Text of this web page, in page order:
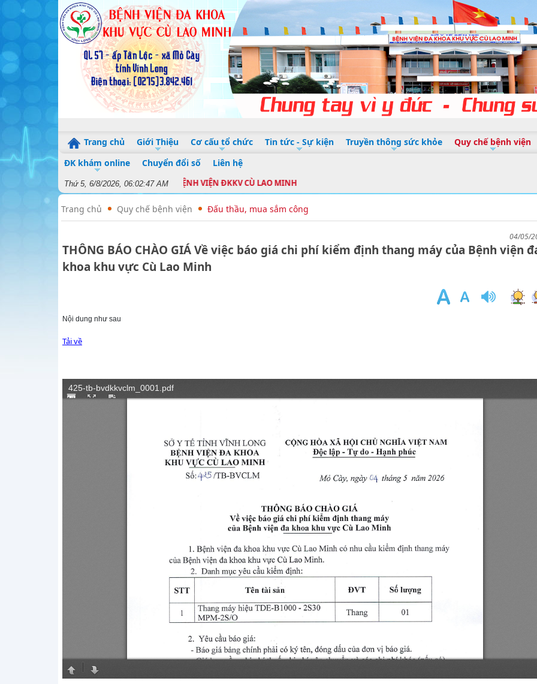
Trang chủ Giới Thiệu Cơ cấu tổ chức Tin tức - Sự kiện Truyền thông sức khỏe Quy chế bệnh viện
ĐK khám online
Chuyển đổi số Liên hệ
Thứ 5, 6/8/2026, 06:02:47 AM
đến với Cổng thông tin điện tử BỆNH VIỆN ĐKKV CÙ LAO MINH
Trang chủ Quy chế bệnh viện Đấu thầu, mua sắm công
04/05/
THÔNG BÁO CHÀO GIÁ Về việc báo giá chi phí kiểm định thang máy của Bệnh viện
khoa khu vực Cù Lao Minh
Nội dung như sau
Tải về